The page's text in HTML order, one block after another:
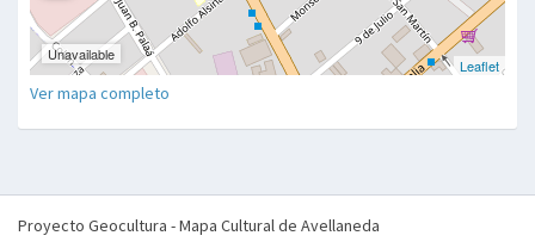
Ver mapa completo
Proyecto Geocultura - Mapa Cultural de Avellaneda